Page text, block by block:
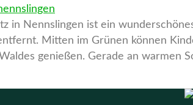
in Nennslingen ist ein
Mitten im Grünen können
genießen. Gerade an warmen